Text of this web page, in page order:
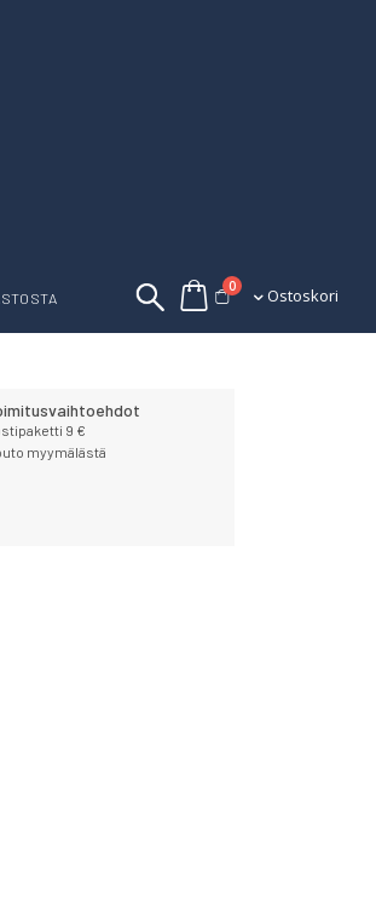
Ostoskori
0tuotettaOstoskori
9 €
myymälästä